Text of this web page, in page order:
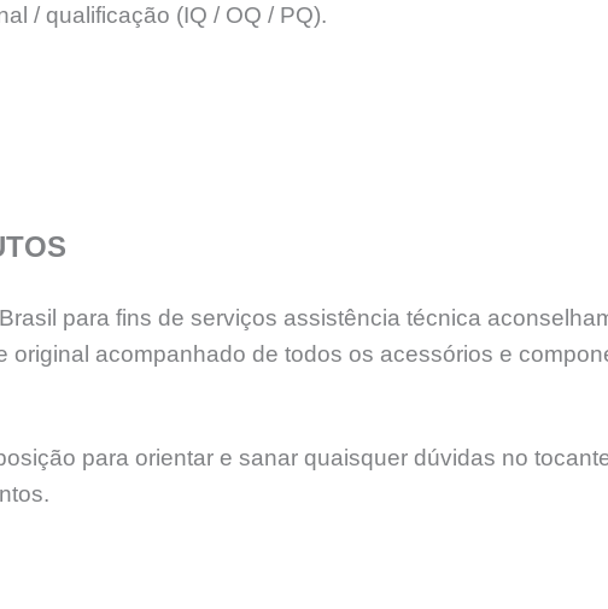
/ qualificação (IQ / OQ / PQ).
para fins de serviços assistência técnica
acompanhado de todos os acessórios e
para orientar e sanar quaisquer dúvidas no